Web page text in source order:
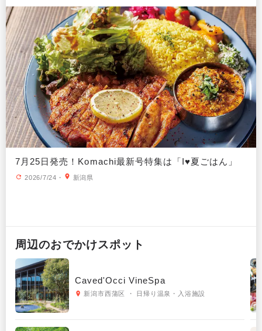
7月25日発売！Komachi最新号特集は「I♥夏ごはん」
2026/7/24 ・ 新潟県
周辺のおでかけスポット
Caved'Occi VineSpa
新潟市西蒲区 ・ 日帰り温泉・入浴施設